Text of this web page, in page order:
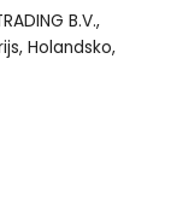
B.V.,
Holandsko,